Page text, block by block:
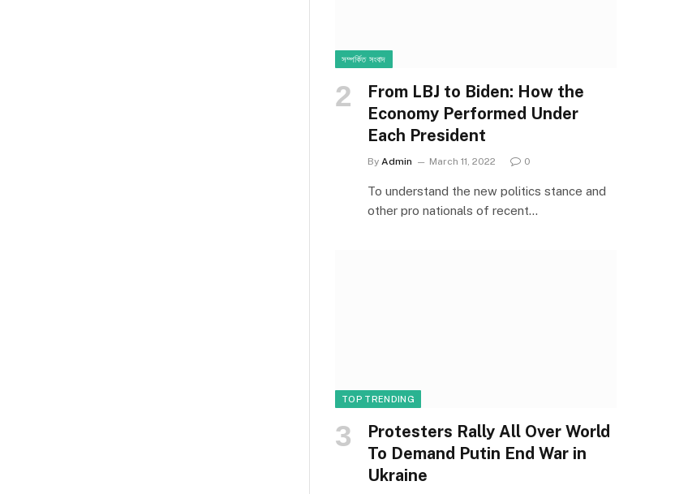
সম্পর্কিত সংবাদ
From LBJ to Biden: How the
Economy Performed Under
Each President
By Admin March 11, 2022 0
To understand the new politics stance and
other pro nationals of recent…
TOP TRENDING
Protesters Rally All Over World
To Demand Putin End War in
Ukraine